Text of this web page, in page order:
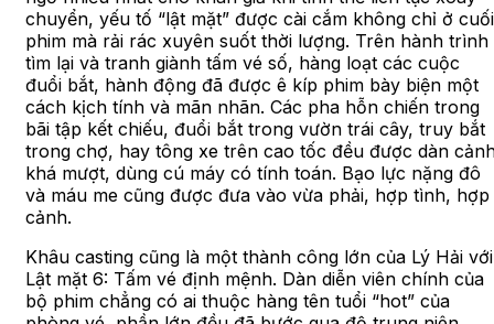
chuyển, yếu tố “lật mặt” được cài cắm không chỉ ở cuối
phim mà rải rác xuyên suốt thời lượng. Trên hành trình
tìm lại và tranh giành tấm vé số, hàng loạt các cuộc
đuổi bắt, hành động đã được ê kíp phim bày biện một
cách kịch tính và mãn nhãn. Các pha hỗn chiến trong
bãi tập kết chiếu, đuổi bắt trong vườn trái cây, truy bắt
trong chợ, hay tông xe trên cao tốc đều được dàn
khá mượt, dùng cú máy có tính toán. Bạo lực nặng đô
và máu me cũng được đưa vào vừa phải, hợp tình, hợp
cảnh.
Khâu casting cũng là một thành công lớn của Lý Hải với
Lật mặt 6: Tấm vé định mệnh. Dàn diễn viên chính của
bộ phim chẳng có ai thuộc hàng tên tuổi “hot” của